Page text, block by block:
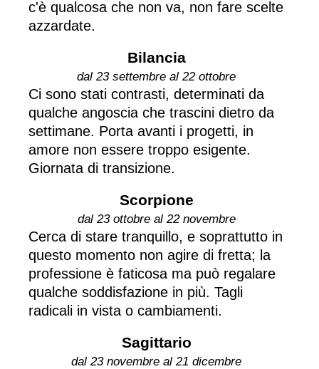
c'è qualcosa che non va, non fare scelte
azzardate.
Bilancia
dal 23 settembre al 22 ottobre
Ci sono stati contrasti, determinati da
qualche angoscia che trascini dietro da
settimane. Porta avanti i progetti, in
amore non essere troppo esigente.
Giornata di transizione.
Scorpione
dal 23 ottobre al 22 novembre
Cerca di stare tranquillo, e soprattutto in
questo momento non agire di fretta; la
professione è faticosa ma può regalare
qualche soddisfazione in più. Tagli
radicali in vista o cambiamenti.
Sagittario
dal 23 novembre al 21 dicembre